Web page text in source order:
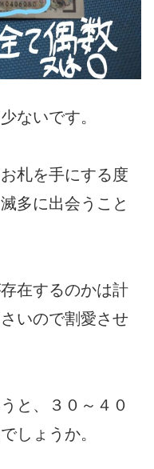
ないです。
札を手にする度
多に出会うこと
在するのかは計
いので割愛させ
と、３０～４０
しょうか。